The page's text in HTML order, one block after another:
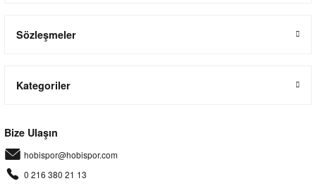
Sözleşmeler
Kategoriler
Bize Ulaşın
hobispor@hobispor.com
0 216 380 21 13